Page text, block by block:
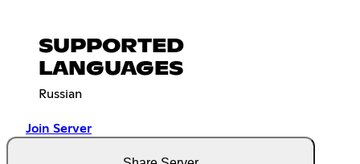
SUPPORTED
LANGUAGES
Russian
Join Server